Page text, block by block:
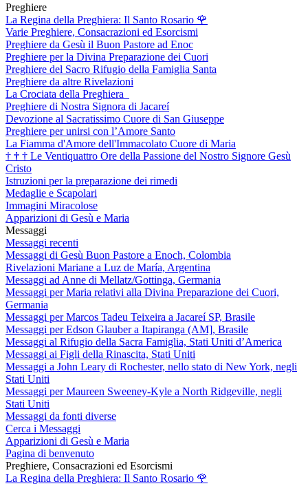
Preghiere
La Regina della Preghiera: Il Santo Rosario 🌹
Varie Preghiere, Consacrazioni ed Esorcismi
Preghiere da Gesù il Buon Pastore ad Enoc
Preghiere per la Divina Preparazione dei Cuori
Preghiere del Sacro Rifugio della Famiglia Santa
Preghiere da altre Rivelazioni
La Crociata della Preghiera
Preghiere di Nostra Signora di Jacareí
Devozione al Sacratissimo Cuore di San Giuseppe
Preghiere per unirsi con l’Amore Santo
La Fiamma d'Amore dell'Immacolato Cuore di Maria
† † † Le Ventiquattro Ore della Passione del Nostro Signore Gesù
Cristo
Istruzioni per la preparazione dei rimedi
Medaglie e Scapolari
Immagini Miracolose
Apparizioni di Gesù e Maria
Messaggi
Messaggi recenti
Messaggi di Gesù Buon Pastore a Enoch, Colombia
Rivelazioni Mariane a Luz de María, Argentina
Messaggi ad Anne di Mellatz/Gottinga, Germania
Messaggi per Maria relativi alla Divina Preparazione dei Cuori,
Germania
Messaggi per Marcos Tadeu Teixeira a Jacareí SP, Brasile
Messaggi per Edson Glauber a Itapiranga (AM], Brasile
Messaggi al Rifugio della Sacra Famiglia, Stati Uniti d’America
Messaggi ai Figli della Rinascita, Stati Uniti
Messaggi a John Leary di Rochester, nello stato di New York, negli
Stati Uniti
Messaggi per Maureen Sweeney-Kyle a North Ridgeville, negli
Stati Uniti
Messaggi da fonti diverse
Cerca i Messaggi
Apparizioni di Gesù e Maria
Pagina di benvenuto
Preghiere, Consacrazioni ed Esorcismi
La Regina della Preghiera: Il Santo Rosario 🌹